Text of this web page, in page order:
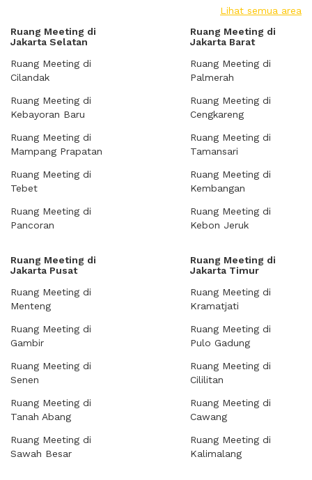
Lihat semua area
Ruang Meeting di
Jakarta Selatan
Ruang Meeting di
Cilandak
Ruang Meeting di
Kebayoran Baru
Ruang Meeting di
Mampang Prapatan
Ruang Meeting di
Tebet
Ruang Meeting di
Pancoran
Ruang Meeting di
Jakarta Barat
Ruang Meeting di
Palmerah
Ruang Meeting di
Cengkareng
Ruang Meeting di
Tamansari
Ruang Meeting di
Kembangan
Ruang Meeting di
Kebon Jeruk
Ruang Meeting di
Jakarta Pusat
Ruang Meeting di
Menteng
Ruang Meeting di
Gambir
Ruang Meeting di
Senen
Ruang Meeting di
Tanah Abang
Ruang Meeting di
Sawah Besar
Ruang Meeting di
Jakarta Timur
Ruang Meeting di
Kramatjati
Ruang Meeting di
Pulo Gadung
Ruang Meeting di
Cililitan
Ruang Meeting di
Cawang
Ruang Meeting di
Kalimalang